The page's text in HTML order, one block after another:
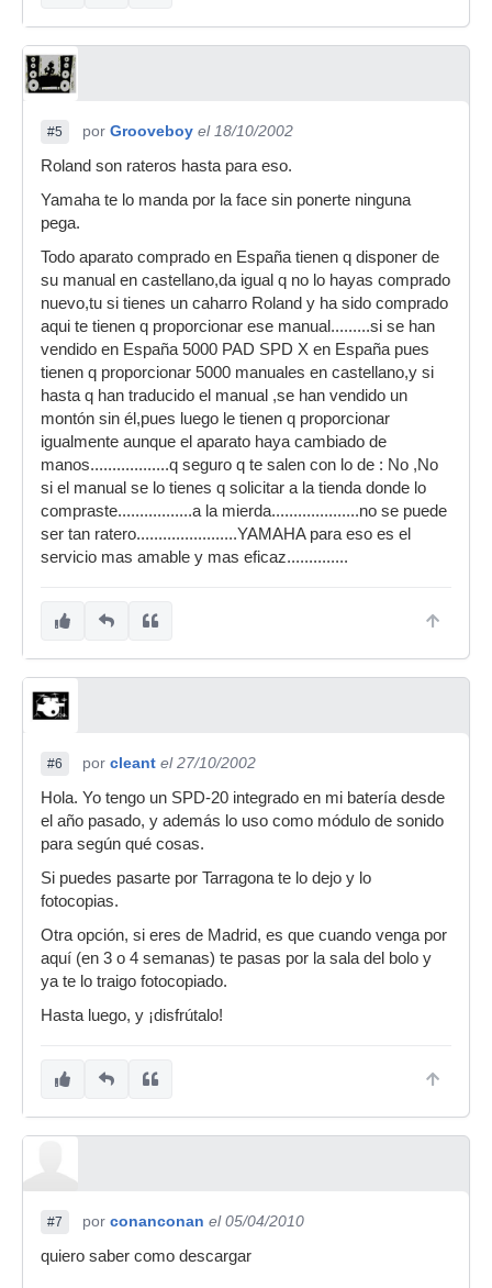
#5 por Grooveboy el 18/10/2002
Roland son rateros hasta para eso.
Yamaha te lo manda por la face sin ponerte ninguna
pega.
Todo aparato comprado en España tienen q disponer de
su manual en castellano,da igual q no lo hayas comprado
nuevo,tu si tienes un caharro Roland y ha sido comprado
aqui te tienen q proporcionar ese manual.........si se han
vendido en España 5000 PAD SPD X en España pues
tienen q proporcionar 5000 manuales en castellano,y si
hasta q han traducido el manual ,se han vendido un
montón sin él,pues luego le tienen q proporcionar
igualmente aunque el aparato haya cambiado de
manos..................q seguro q te salen con lo de : No ,No
si el manual se lo tienes q solicitar a la tienda donde lo
compraste.................a la mierda....................no se puede
ser tan ratero.......................YAMAHA para eso es el
servicio mas amable y mas eficaz..............
#6 por cleant el 27/10/2002
Hola. Yo tengo un SPD-20 integrado en mi batería desde
el año pasado, y además lo uso como módulo de sonido
para según qué cosas.
Si puedes pasarte por Tarragona te lo dejo y lo
fotocopias.
Otra opción, si eres de Madrid, es que cuando venga por
aquí (en 3 o 4 semanas) te pasas por la sala del bolo y
ya te lo traigo fotocopiado.
Hasta luego, y ¡disfrútalo!
#7 por conanconan el 05/04/2010
quiero saber como descargar